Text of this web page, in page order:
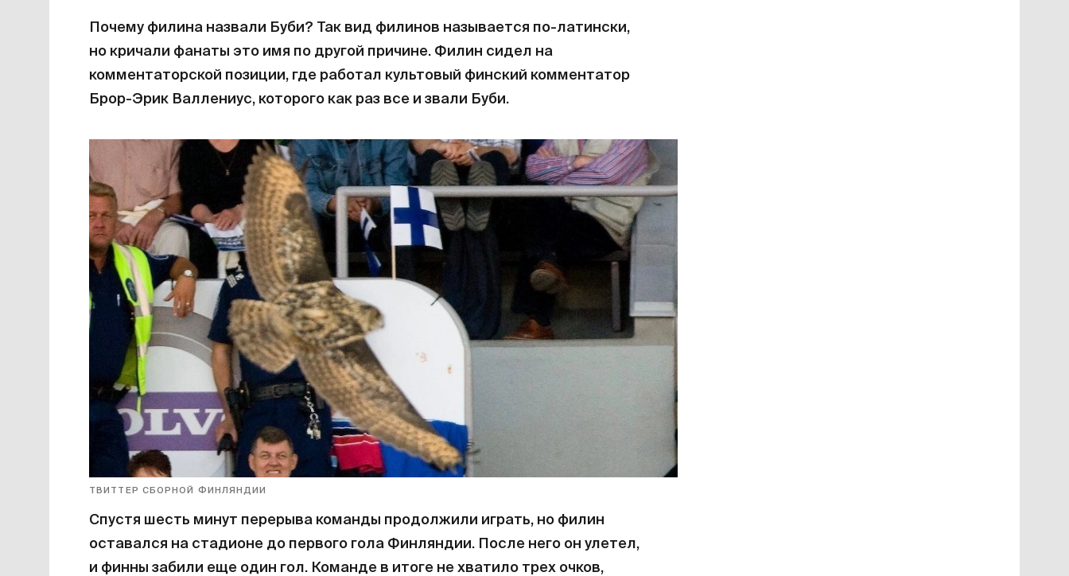
Почему филина назвали Буби? Так вид филинов называется по-латински,
но кричали фанаты это имя по другой причине. Филин сидел на
комментаторской позиции, где работал культовый финский комментатор
Брор-Эрик Валлениус, которого как раз все и звали Буби.
ТВИТТЕР СБОРНОЙ ФИНЛЯНДИИ
Спустя шесть минут перерыва команды продолжили играть, но филин
оставался на стадионе до первого гола Финляндии. После него он улетел,
и финны забили еще один гол. Команде в итоге не хватило трех очков,